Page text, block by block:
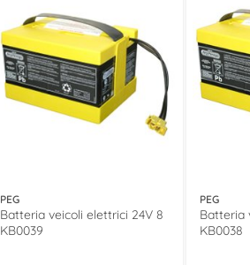
PEG
Batteria veicoli elettrici 24V 8
KB0039
PEG
Batteria
KB0038